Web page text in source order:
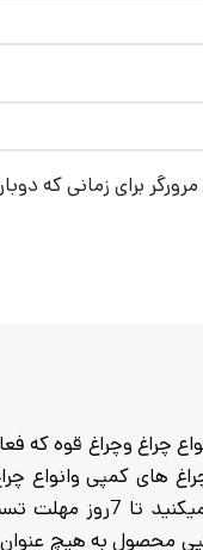
برای زمانی که
داریم که هر
بوده و از جنس درجه 2یا